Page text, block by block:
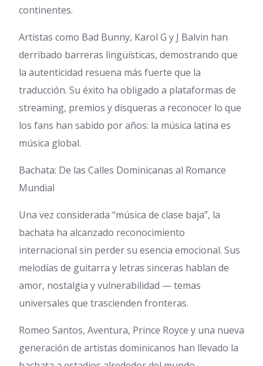
continentes.
Artistas como Bad Bunny, Karol G y J Balvin han
derribado barreras lingüísticas, demostrando que
la autenticidad resuena más fuerte que la
traducción. Su éxito ha obligado a plataformas de
streaming, premios y disqueras a reconocer lo que
los fans han sabido por años: la música latina es
música global.
Bachata: De las Calles Dominicanas al Romance
Mundial
Una vez considerada “música de clase baja”, la
bachata ha alcanzado reconocimiento
internacional sin perder su esencia emocional. Sus
melodías de guitarra y letras sinceras hablan de
amor, nostalgia y vulnerabilidad — temas
universales que trascienden fronteras.
Romeo Santos, Aventura, Prince Royce y una nueva
generación de artistas dominicanos han llevado la